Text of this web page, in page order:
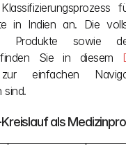
in Indien an. Die
Produkte sowie
finden Sie in diesem
einfachen
sind.
als